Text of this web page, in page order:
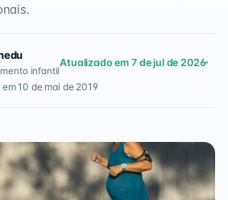
infantil
Atualizado em 7 de jul de 2026
10 de mai de 2019